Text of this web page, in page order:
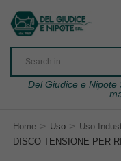
Del Giudice e Nipote
Home > Uso > Uso
DISCO TENSIONE PER